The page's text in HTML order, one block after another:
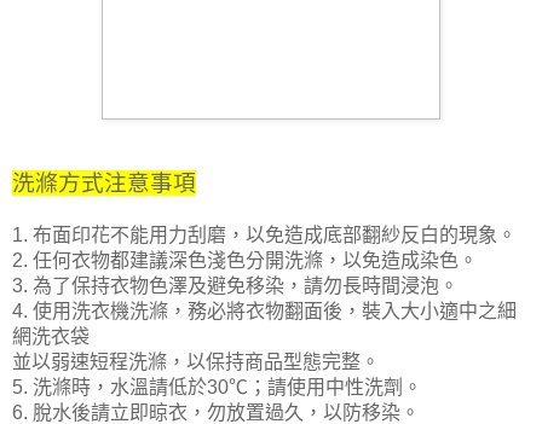
洗滌方式注意事項
1. 布面印花不能用力刮磨，以免造成底部翻紗反白的現象。
2. 任何衣物都建議深色淺色分開洗滌，以免造成染色。
3. 為了保持衣物色澤及避免移染，請勿長時間浸泡。
4. 使用洗衣機洗滌，務必將衣物翻面後，裝入大小適中之細
網洗衣袋
並以弱速短程洗滌，以保持商品型態完整。
5. 洗滌時，水溫請低於30℃；請使用中性洗劑。
6. 脫水後請立即晾衣，勿放置過久，以防移染。